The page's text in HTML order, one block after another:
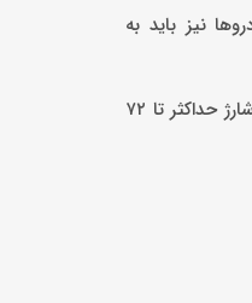
نیز باید به
آنگونه که اعلام شده هزینه دریافت کارت شارژ خودروهای برقی رایگان بوده اما باید حداقل ۱۰۰ هزار تومان موجودی داشته باشید. این کارت شارژ حداکثر تا ۷۲